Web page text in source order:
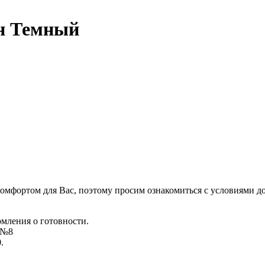
Темный
для Вас, поэтому просим ознакомиться с условиями
о готовности.
№8